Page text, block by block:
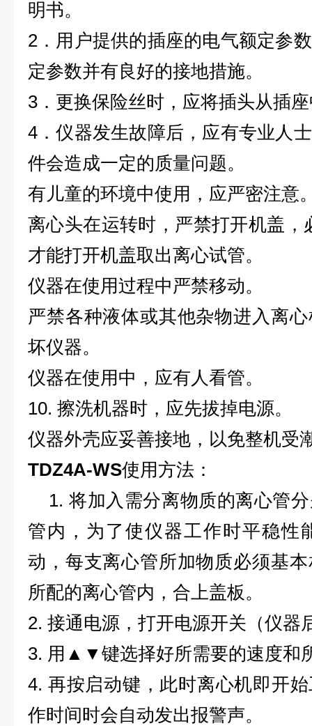
明书。
2．用户提供的插座的电气额定参
定参数并有良好的接地措施。
3．更换保险丝时，应将插头从插
4．仪器发生故障后，应有专业人
件会造成一定的质量问题。
有儿童的环境中使用，应严密注意
离心头在运转时，严禁打开机盖，
才能打开机盖取出离心试管。
仪器在使用过程中严禁移动。
严禁各种液体或其他杂物进入离
坏仪器。
仪器在使用中，应有人看管。
10. 擦洗机器时，应先拔掉电源。
仪器外壳应妥善接地，以免整机受
TDZ4A-WS使用方法：
1. 将加入需分离物质的离心管
管内，为了使仪器工作时平稳性
动，每支离心管所加物质必须基
所配的离心管内，合上盖板。
2. 接通电源，打开电源开关（仪器
3. 用▲▼键选择好所需要的速度和
4. 再按启动键，此时离心机即开
作时间时会自动发出报警声。